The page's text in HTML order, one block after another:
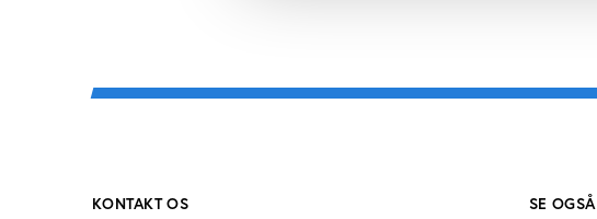
KONTAKT OS SE OGSÅ